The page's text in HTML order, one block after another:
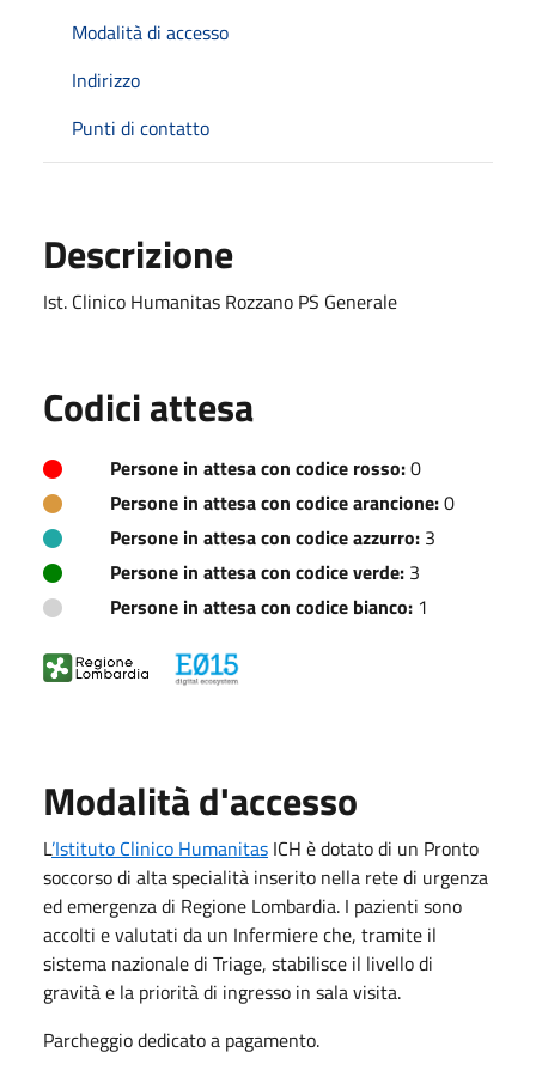
Modalità di accesso
Indirizzo
Punti di contatto
Descrizione
Ist. Clinico Humanitas Rozzano PS Generale
Codici attesa
Persone in attesa con codice rosso:0
Persone in attesa con codice arancione:0
Persone in attesa con codice azzurro: 3
Persone in attesa con codice verde: 3
Persone in attesa con codice bianco: 1
Modalità d'accesso
L’Istituto Clinico Humanitas ICH è dotato di un Pronto
soccorso di alta specialità inserito nella rete di urgenza
ed emergenza di Regione Lombardia. I pazienti sono
accolti e valutati da un Infermiere che, tramite il
sistema nazionale di Triage, stabilisce il livello di
gravità e la priorità di ingresso in sala visita.
Parcheggio dedicato a pagamento.